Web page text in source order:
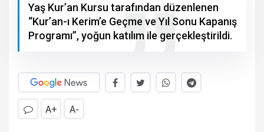
Yaş Kur’an Kursu tarafından düzenlenen
“Kur’an-ı Kerim’e Geçme ve Yıl Sonu Kapanış
Programı”, yoğun katılım ile gerçekleştirildi.
A+ A-